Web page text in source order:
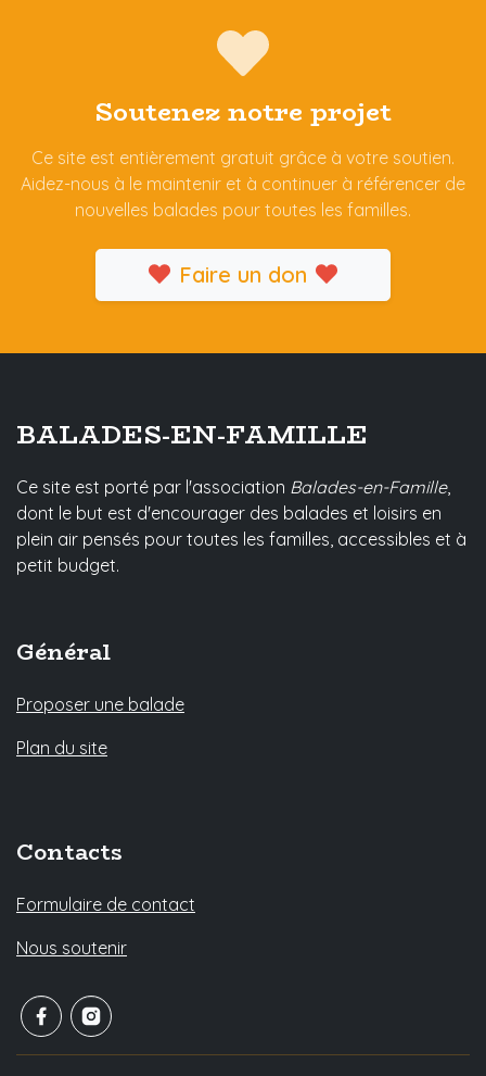
Soutenez notre projet
Ce site est entièrement gratuit grâce à votre soutien.
Aidez-nous à le maintenir et à continuer à référencer de
nouvelles balades pour toutes les familles.
Faire un don
BALADES-EN-FAMILLE
Ce site est porté par l'association Balades-en-Famille,
dont le but est d'encourager des balades et loisirs en
plein air pensés pour toutes les familles, accessibles et à
petit budget.
Général
Proposer une balade
Plan du site
Contacts
Formulaire de contact
Nous soutenir